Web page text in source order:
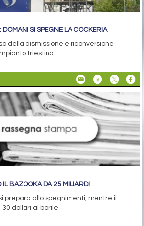
DOMANI SI SPEGNE LA COCKERIA
della dismissione e riconversione
triestino
IL BAZOOKA DA 25 MILIARDI
prepara allo spegnimenti, mentre il
dollari al barile